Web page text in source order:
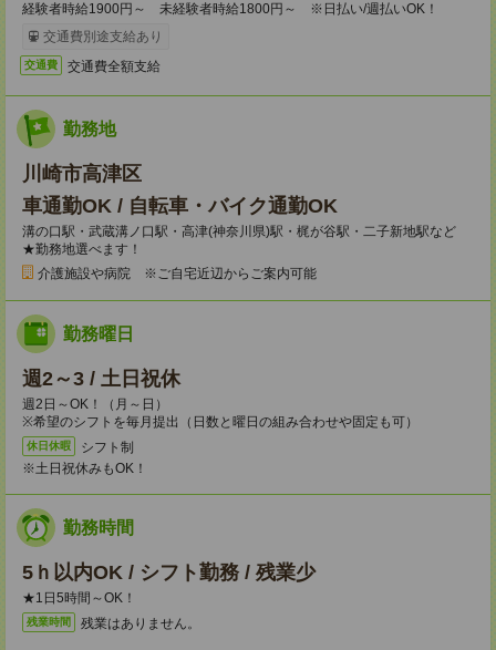
経験者時給1900円～ 未経験者時給1800円～ ※日払い/週払いOK！
交通費別途支給あり
交通費 交通費全額支給
勤務地
川崎市高津区
車通勤OK / 自転車・バイク通勤OK
溝の口駅・武蔵溝ノ口駅・高津(神奈川県)駅・梶が谷駅・二子新地駅など
★勤務地選べます！
介護施設や病院 ※ご自宅近辺からご案内可能
勤務曜日
週2～3 / 土日祝休
週2日～OK！（月～日）
※希望のシフトを毎月提出（日数と曜日の組み合わせや固定も可）
休日休暇
シフト制
※土日祝休みもOK！
勤務時間
5ｈ以内OK / シフト勤務 / 残業少
★1日5時間～OK！
残業時間 残業はありません。